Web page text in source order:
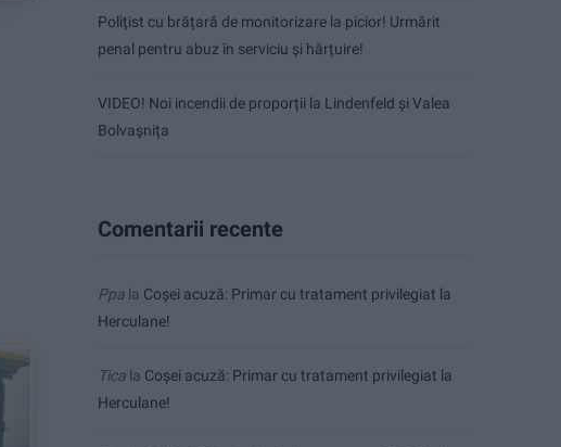
Polițist cu brățară de monitorizare la picior! Urmărit
penal pentru abuz în serviciu și hărțuire!
VIDEO! Noi incendii de proporții la Lindenfeld și Valea
Bolvașnița
Comentarii recente
Ppa la Coșei acuză: Primar cu tratament privilegiat la
Herculane!
Tica la Coșei acuză: Primar cu tratament privilegiat la
Herculane!